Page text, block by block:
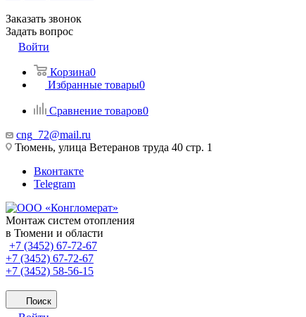
Заказать звонок
Задать вопрос
Войти
Корзина0
Избранные товары0
Сравнение товаров0
cng_72@mail.ru
Тюмень, улица Ветеранов труда 40 стр. 1
Вконтакте
Telegram
Монтаж систем отопления
в Тюмени и области
+7 (3452) 67-72-67
+7 (3452) 67-72-67
+7 (3452) 58-56-15
Поиск